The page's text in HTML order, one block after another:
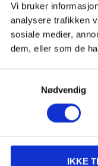
Vi bruker
analysere trafikken
sosiale medier,
dem, eller som de
Nødvendig
IKKE